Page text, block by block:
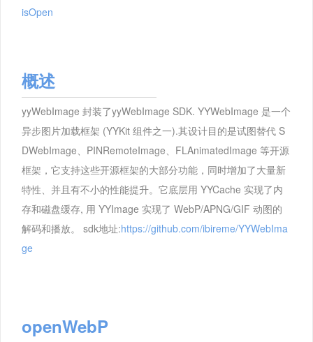
isOpen
概述
yyWebImage 封装了yyWebImage SDK. YYWebImage 是一个
异步图片加载框架 (YYKit 组件之一).其设计目的是试图替代 S
DWebImage、PINRemoteImage、FLAnimatedImage 等开源
框架，它支持这些开源框架的大部分功能，同时增加了大量新
特性、并且有不小的性能提升。它底层用 YYCache 实现了内
存和磁盘缓存, 用 YYImage 实现了 WebP/APNG/GIF 动图的
解码和播放。 sdk地址:https://github.com/ibireme/YYWebIma
ge
openWebP